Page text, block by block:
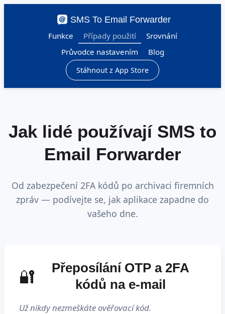
SMS To Email Forwarder
Funkce
Případy použití
Srovnání
Průvodce nastavením
Blog
Stáhnout z App Store
Jak lidé používají SMS to
Email Forwarder
Od zabezpečení 2FA kódů po archivaci firemních
zpráv — podívejte se, jak aplikace zapadne do
vašeho dne.
🔐
Přeposílání OTP a 2FA
kódů na e-mail
Už nikdy nezmeškáte ověřovací kód.